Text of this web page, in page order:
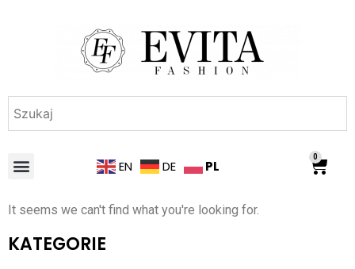
EN DE PL
0
KATEGORIE
It seems we can't find what you're looking for.